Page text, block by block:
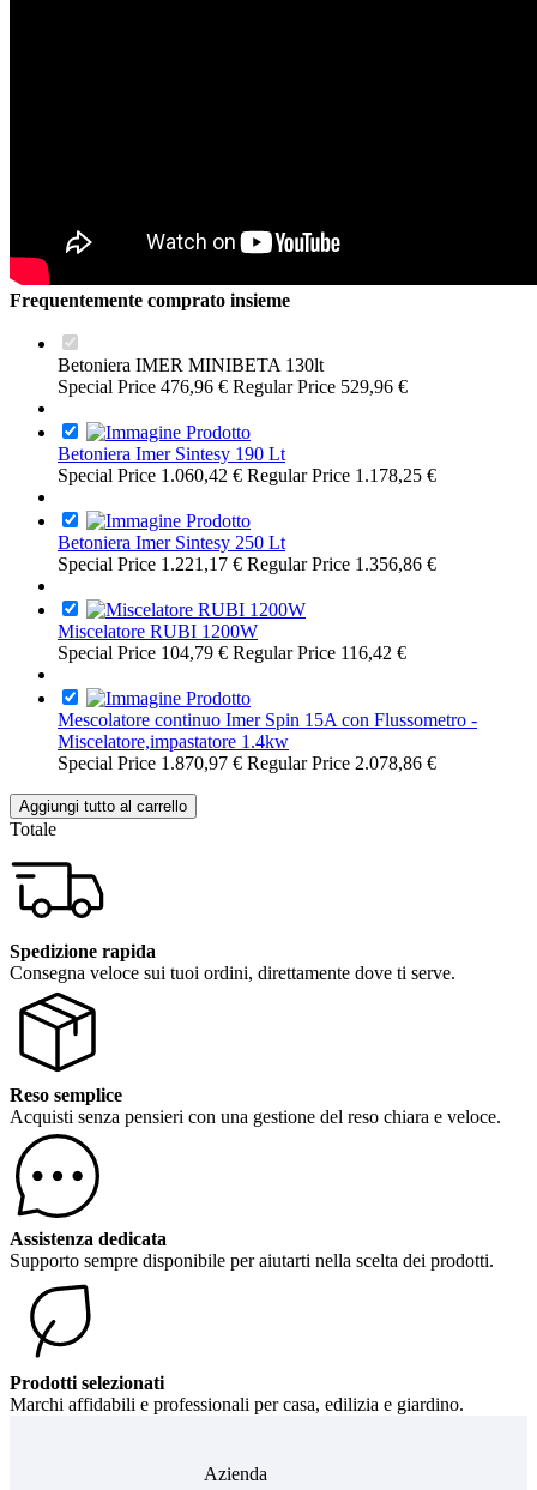
Frequentemente comprato insieme
Betoniera IMER MINIBETA 130lt
Special Price 476,96 € Regular Price 529,96 €
Betoniera Imer Sintesy 190 Lt
Special Price 1.060,42 € Regular Price 1.178,25 €
Betoniera Imer Sintesy 250 Lt
Special Price 1.221,17 € Regular Price 1.356,86 €
Miscelatore RUBI 1200W
Special Price 104,79 € Regular Price 116,42 €
Mescolatore continuo Imer Spin 15A con Flussometro -
Miscelatore,impastatore 1.4kw
Special Price 1.870,97 € Regular Price 2.078,86 €
Aggiungi tutto al carrello
Totale
Spedizione rapida
Consegna veloce sui tuoi ordini, direttamente dove ti serve.
Reso semplice
Acquisti senza pensieri con una gestione del reso chiara e veloce.
Assistenza dedicata
Supporto sempre disponibile per aiutarti nella scelta dei prodotti.
Prodotti selezionati
Marchi affidabili e professionali per casa, edilizia e giardino.
Azienda